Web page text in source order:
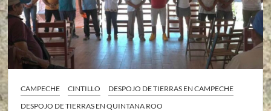
CAMPECHE CINTILLO
DESPOJO DE TIERRAS EN CAMPECHE
DESPOJO DE TIERRAS EN QUINTANA ROO